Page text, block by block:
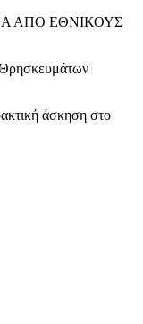
ΑΠΟ ΕΘΝΙΚΟΥΣ
άσκηση στο